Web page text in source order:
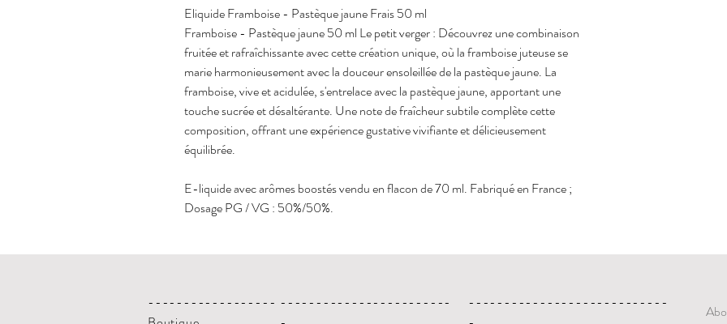
Eliquide Framboise - Pastèque jaune Frais 50 ml
Framboise - Pastèque jaune 50 ml Le petit verger : Découvrez une combinaison
fruitée et rafraîchissante avec cette création unique, où la framboise juteuse se
marie harmonieusement avec la douceur ensoleillée de la pastèque jaune. La
framboise, vive et acidulée, s'entrelace avec la pastèque jaune, apportant une
touche sucrée et désaltérante. Une note de fraîcheur subtile complète cette
composition, offrant une expérience gustative vivifiante et délicieusement
équilibrée.
E-liquide avec arômes boostés vendu en flacon de 70 ml. Fabriqué en France ;
Dosage PG / VG : 50%/50%.
------------------ ------------------------
----------------------------